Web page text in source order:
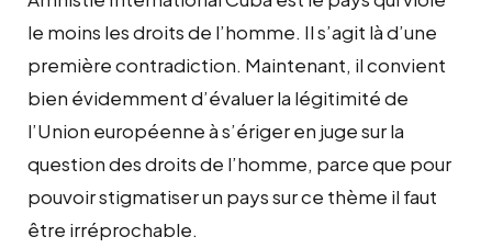
le moins les droits de l’homme. Il s’agit là d’une
première contradiction. Maintenant, il convient
bien évidemment d’évaluer la légitimité de
l’Union européenne à s’ériger en juge sur la
question des droits de l’homme, parce que pour
pouvoir stigmatiser un pays sur ce thème il faut
être irréprochable.